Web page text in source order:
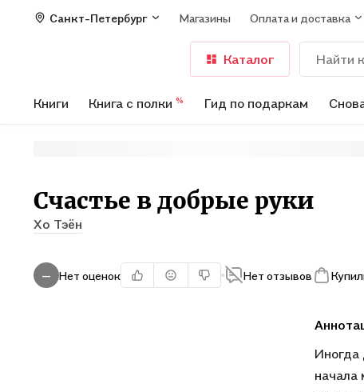
Санкт-Петербург Магазины Оплата и доставка
Каталог
Книги Книга с полки % Гид по подаркам
Счастье в добрые руки
Хо Тэён
— Нет оценок Нет отзывов
Иногда
начала